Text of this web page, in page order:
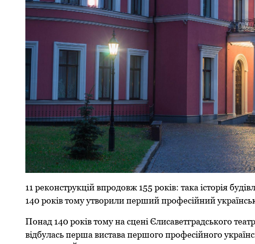
11 реконструкцій впродовж 155 років: така історія
140 років тому утворили перший професійний
Понад 140 років тому на сцені Єлисаветградського
відбулась перша вистава першого професійного